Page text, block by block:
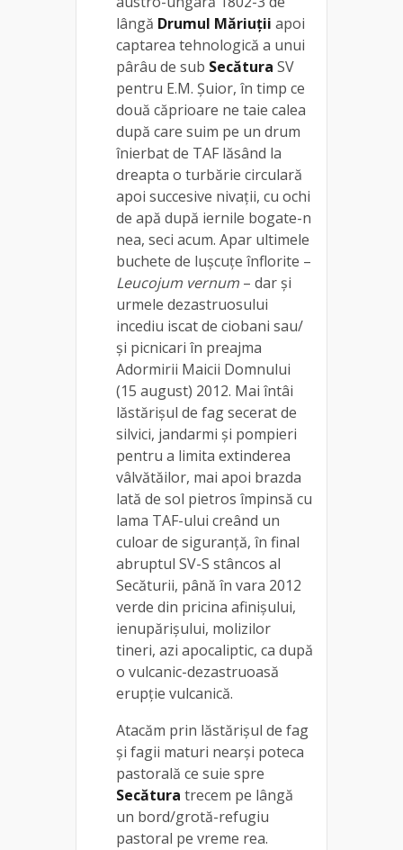
lângă Drumul Măriuții apoi
captarea tehnologică a unui
pârâu de sub Secătura SV
pentru E.M. Șuior, în timp ce
două căprioare ne taie calea
după care suim pe un drum
înierbat de TAF lăsând la
dreapta o turbărie circulară
apoi succesive nivații, cu ochi
de apă după iernile bogate-n
nea, seci acum. Apar ultimele
buchete de lușcuțe înflorite –
Leucojum vernum – dar și
urmele dezastruosului
incediu iscat de ciobani sau/
și picnicari în preajma
Adormirii Maicii Domnului
(15 august) 2012. Mai întâi
lăstărișul de fag secerat de
silvici, jandarmi și pompieri
pentru a limita extinderea
vâlvătăilor, mai apoi brazda
lată de sol pietros împinsă cu
lama TAF-ului creând un
culoar de siguranță, în final
abruptul SV-S stâncos al
Secăturii, până în vara 2012
verde din pricina afinișului,
ienupărișului, molizilor
tineri, azi apocaliptic, ca după
o vulcanic-dezastruoasă
erupție vulcanică.
Atacăm prin lăstărișul de fag
și fagii maturi nearși poteca
pastorală ce suie spre
Secătura trecem pe lângă
un bord/grotă-refugiu
pastoral pe vreme rea.